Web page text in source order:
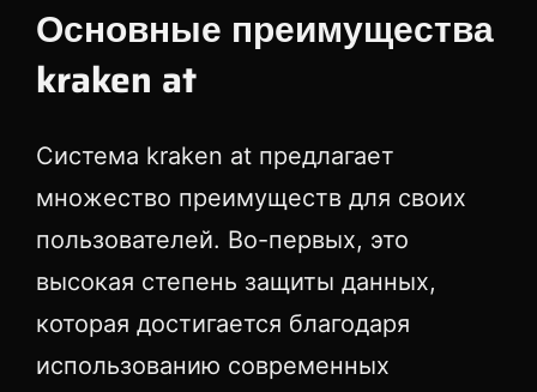
Основные преимущества
kraken at
Система kraken at предлагает
множество преимуществ для своих
пользователей. Во-первых, это
высокая степень защиты данных,
которая достигается благодаря
использованию современных